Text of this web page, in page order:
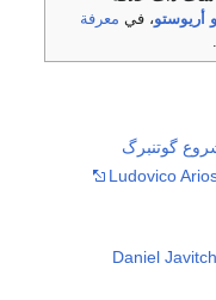
أريوستو، في معرفة
.
گوتنبرگ
Ludovico
Daniel